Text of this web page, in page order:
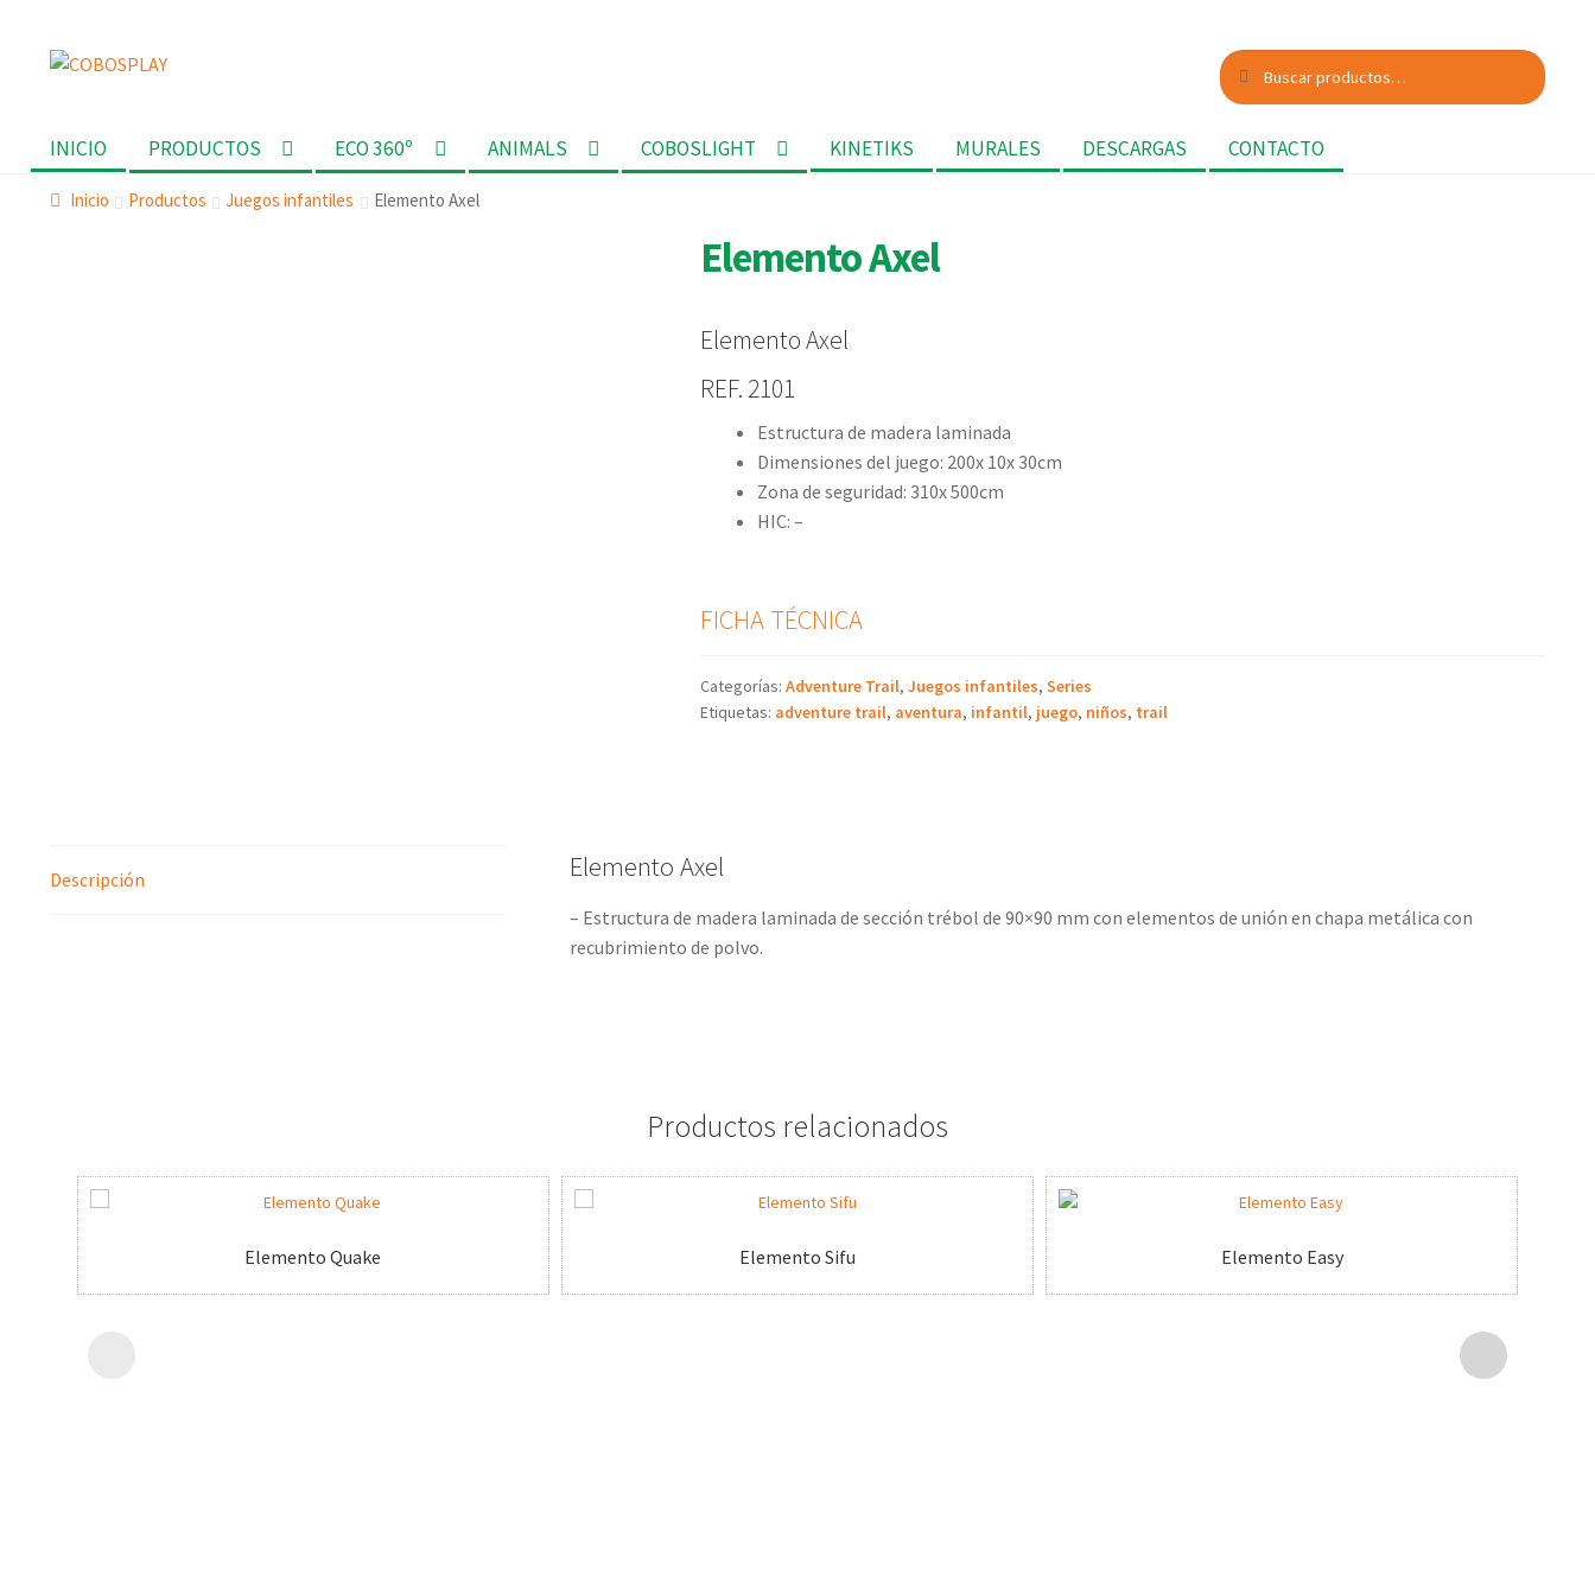
Ir
navegación
Ir
Buscar
por:
Buscar
INICIO PRODUCTOS ECO 360º ANIMALS COBOSLIGHT KINETIKS MURALES DESCARGAS CONTACTO
Inicio Productos Juegos infantiles Elemento Axel
Elemento Axel
Elemento Axel
REF. 2101
Estructura de madera laminada
Dimensiones del juego: 200x 10x 30cm
Zona de seguridad: 310x 500cm
HIC: –
FICHA TÉCNICA
Categorías: Adventure Trail, Juegos infantiles, Series
Etiquetas: adventure trail, aventura, infantil, juego, niños, trail
Descripción Elemento Axel
– Estructura de madera laminada de sección trébol de 90×90 mm con elementos de unión en chapa metálica con
recubrimiento de polvo.
Productos relacionados
Elemento Quake Elemento Sifu Elemento Easy